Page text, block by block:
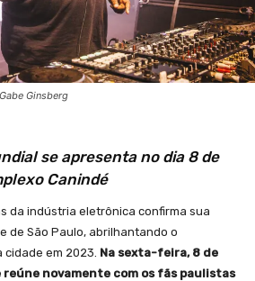
Ginsberg
se apresenta no dia 8 de
Canindé
da indústria eletrônica confirma sua
de São Paulo, abrilhantando o
em 2023. Na sexta-feira, 8 de
reúne novamente com os fãs paulistas